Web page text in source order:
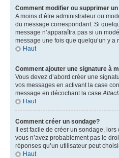
Comment modifier ou supprimer
A moins d’être administrateur ou
du message correspondant. Si
message n’apparaîtra pas si un
message une fois que quelqu’un y a
Haut
Comment ajouter une signature à
Vous devez d’abord créer une
vos messages en activant la case
message en décochant la case
Haut
Comment créer un sondage?
Il est facile de créer un sondage,
vous n’avez probablement pas le
réponses qu’un utilisateur peut
Haut